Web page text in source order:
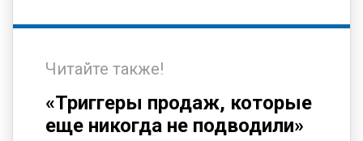
Читайте также!
«Триггеры продаж, которые
еще никогда не подводили»